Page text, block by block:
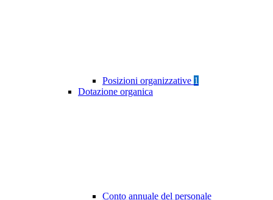
Posizioni organizzative 1
Dotazione organica
Conto annuale del personale